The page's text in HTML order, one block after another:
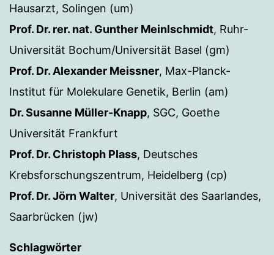
Hausarzt, Solingen (um)
Prof. Dr. rer. nat. Gunther Meinlschmidt, Ruhr-
Universität Bochum/Universität Basel (gm)
Prof. Dr. Alexander Meissner, Max-Planck-
Institut für Molekulare Genetik, Berlin (am)
Dr. Susanne Müller-Knapp, SGC, Goethe
Universität Frankfurt
Prof. Dr. Christoph Plass, Deutsches
Krebsforschungszentrum, Heidelberg (cp)
Prof. Dr. Jörn Walter, Universität des Saarlandes,
Saarbrücken (jw)
Schlagwörter